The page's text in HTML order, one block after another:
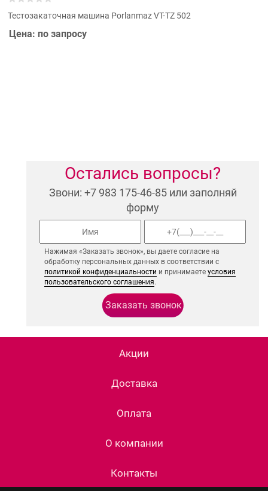
Тестозакаточная машина Porlanmaz VT-TZ 502
Цена: по запросу
Остались вопросы?
Звони: +7 983 175-46-85 или заполняй
форму
Нажимая «Заказать звонок», вы даете согласие на
обработку персональных данных в соответствии с
политикой конфиденциальности и принимаетеусловия
пользовательского соглашения.
Акции
Доставка
Оплата
О компании
Контакты